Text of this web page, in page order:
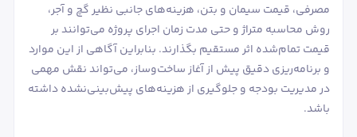
مصرفی، قیمت سیمان و بتن، هزینه‌های جانبی نظیر گچ و آجر،
روش محاسبه متراژ و حتی مدت زمان اجرای پروژه می‌توانند بر
قیمت تمام‌شده اثر مستقیم بگذارند. بنابراین آگاهی از این موارد
و برنامه‌ریزی دقیق پیش از آغاز ساخت‌وساز، می‌تواند نقش مهمی
در مدیریت بودجه و جلوگیری از هزینه‌های پیش‌بینی‌نشده داشته
باشد.